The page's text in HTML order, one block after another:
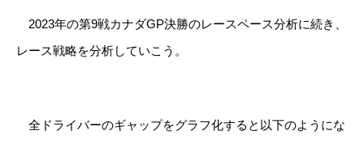
2023年の第9戦カナダGP決勝のレースペース分析に続き、
レース戦略を分析していこう。
全ドライバーのギャップをグラフ化すると以下のようにな